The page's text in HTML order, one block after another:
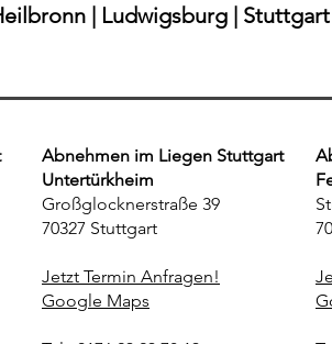
| Ludwigsburg | Stuttgart
Abnehmen im Liegen Stuttgart
Untertürkheim
Großglocknerstraße 39
70327 Stuttgart
Jetzt Termin Anfragen!
Google Maps